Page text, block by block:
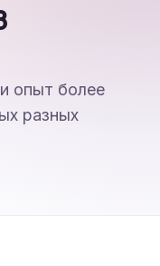
опыт более
разных